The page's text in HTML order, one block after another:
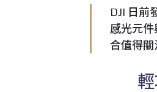
DJI 日前
感光元
合值得關